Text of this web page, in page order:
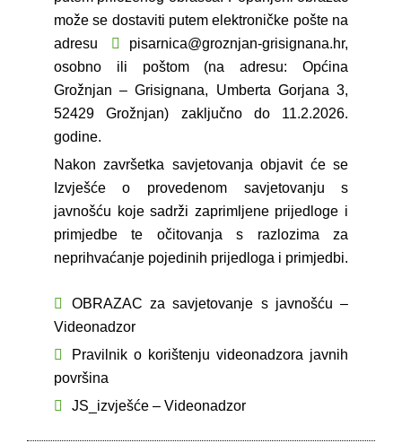
može se dostaviti putem elektroničke pošte na
adresu
pisarnica@groznjan-grisignana.hr,
osobno ili poštom (na adresu: Općina
Grožnjan – Grisignana, Umberta Gorjana 3,
52429 Grožnjan) zaključno do 11.2.2026.
godine.
Nakon završetka savjetovanja objavit će se
Izvješće o provedenom savjetovanju s
javnošću koje sadrži zaprimljene prijedloge i
primjedbe te očitovanja s razlozima za
neprihvaćanje pojedinih prijedloga i primjedbi.
OBRAZAC za savjetovanje s javnošću –
Videonadzor
Pravilnik o korištenju videonadzora javnih
površina
JS_izvješće – Videonadzor